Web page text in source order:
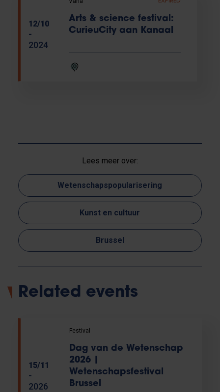
12/10
-
2024
Arts & science festival:
CurieuCity aan Kanaal
Lees meer over:
Wetenschapspopularisering
Kunst en cultuur
Brussel
Related events
15/11
-
2026
Festival
Dag van de Wetenschap
2026 |
Wetenschapsfestival
Brussel